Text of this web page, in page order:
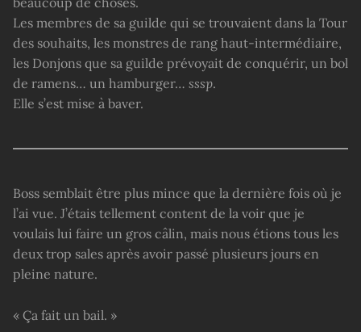
Les membres de sa guilde qui se trouvaient dans la Tour
des souhaits, les monstres de rang haut-intermédiaire,
les Donjons que sa guilde prévoyait de conquérir, un bol
de ramens… un hamburger… sssp.
Elle s’est mise à baver.
Boss semblait être plus mince que la dernière fois où je
l’ai vue. J’étais tellement content de la voir que je
voulais lui faire un gros câlin, mais nous étions tous les
deux trop sales après avoir passé plusieurs jours en
pleine nature.
« Ça fait un bail. »